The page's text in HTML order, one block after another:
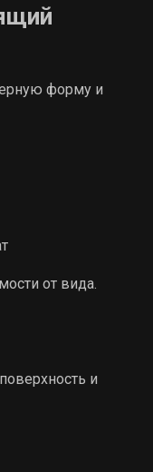
форму и
от вида.
и